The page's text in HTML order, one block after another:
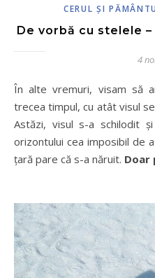
CERUL ŞI
De vorbă cu stelele
4
În alte vremuri, visam să
trecea timpul, cu atât visul
Astăzi, visul s-a schilodit
orizontului cea imposibil de
țară pare că s-a năruit. Doar